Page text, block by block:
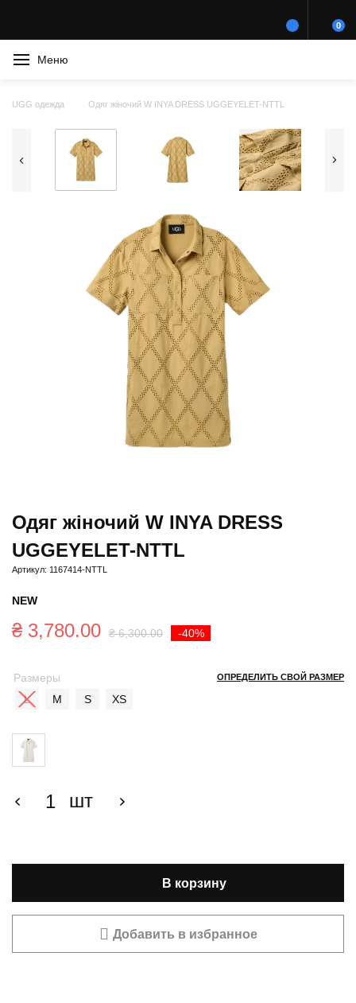
0
Меню
UGG одежда Одяг жіночий W INYA DRESS UGGEYELET-NTTL
Одяг жіночий W INYA DRESS
UGGEYELET-NTTL
Артикул: 1167414-NTTL
NEW
-40%
₴6,300.00
Первоначальная
составляла
₴3,780.00
Текущая
₴ 3,780.00.
ОПРЕДЕЛИТЬ СВОЙ РАЗМЕР
Размеры
L
M S XS
шт
В корзину
Добавить в избранное